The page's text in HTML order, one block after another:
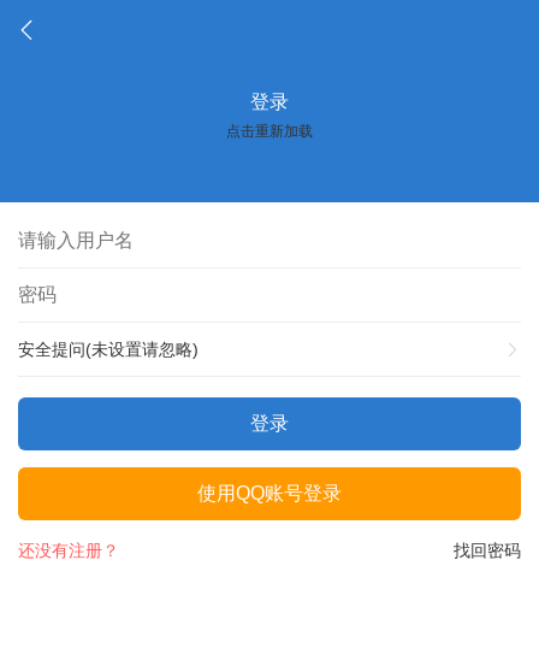
登录
点击重新加载
安全提问(未设置请忽略)
登录
使用QQ账号登录
找回密码
还没有注册？